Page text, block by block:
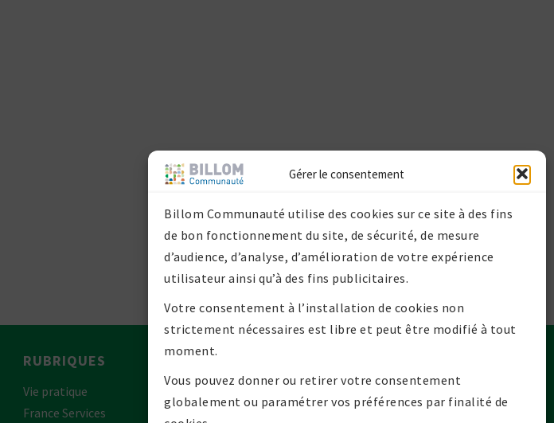
Gérer le consentement
Billom Communauté utilise des cookies sur ce site à des fins
de bon fonctionnement du site, de sécurité, de mesure
d’audience, d’analyse, d’amélioration de votre expérience
utilisateur ainsi qu’à des fins publicitaires.
Votre consentement à l’installation de cookies non
strictement nécessaires est libre et peut être modifié à tout
moment.
Vous pouvez donner ou retirer votre consentement
globalement ou paramétrer vos préférences par finalité de
RUBRIQUES
Vie pratique
France Services
Contact
Plan de site
Mentions légales